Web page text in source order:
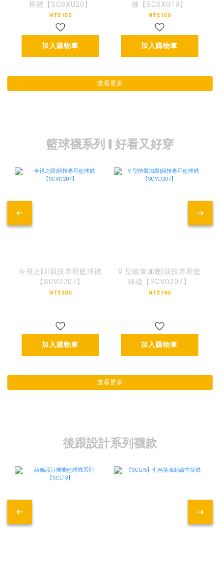
長襪【SCSXU20】
NT$150
加入購物車
襪【SCSXU19】
NT$150
加入購物車
查看更多
籃球襪系列 | 好看又好穿
全視之眼|競技專用籃球襪
【SCVD207】
NT$200
加入購物車
V 型能量加壓|競技專用籃
球襪【SCVD207】
NT$180
加入購物車
查看更多
後跟設計系列襪款